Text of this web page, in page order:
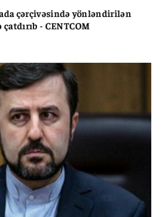
çərçivəsində yönləndirilən
- CENTCOM